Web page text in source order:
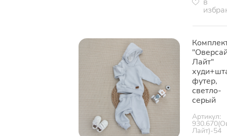
Лайт"
футер,
светло-
серый
Артикул:
Лайт)-54